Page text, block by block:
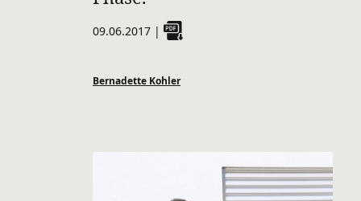
09.06.2017 |
Bernadette Kohler